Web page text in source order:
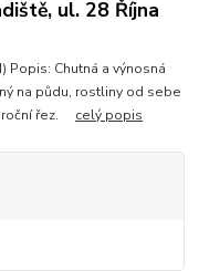
ul. 28 Října
Popis: Chutná a výnosná
na půdu, rostliny od sebe
řez. celý popis